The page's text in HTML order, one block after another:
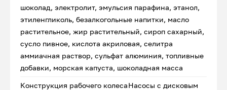
шоколад, электролит, эмульсия парафина, этанол,
этиленгликоль, безалкогольные напитки, масло
растительное, жир растительный, сироп сахарный,
сусло пивное, кислота акриловая, селитра
аммиачная раствор, сульфат алюминия, топливные
добавки, морская капуста, шоколадная масса
Конструкция рабочего колесаНасосы с дисковым